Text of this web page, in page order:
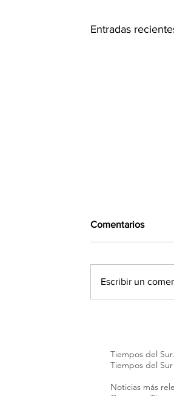
Entradas
Senado en
Comentarios
Escribir un
Tiempos del
Tiempos del
Noticias más